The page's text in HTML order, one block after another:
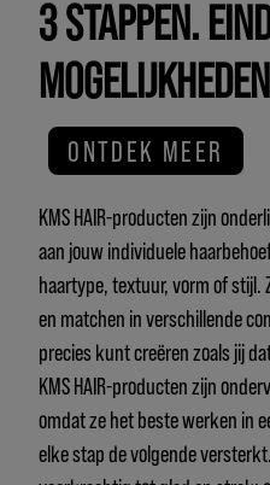
3 STAPPEN.
ONTDEK MEER
KMS HAIR-producten zijn
aan jouw individuele
haartype, textuur, vorm of stijl.
en matchen in verschillende
precies kunt creëren zoals jij
KMS HAIR-producten zijn
omdat ze het beste werken in
elke stap de volgende